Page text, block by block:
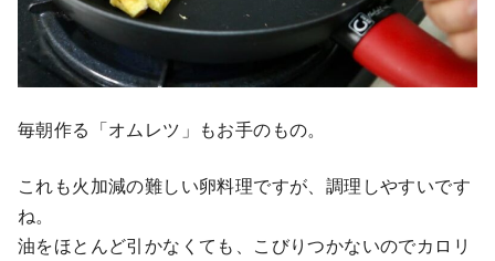
毎朝作る「オムレツ」もお手のもの。
これも火加減の難しい卵料理ですが、調理しやすいです
ね。
油をほとんど引かなくても、こびりつかないのでカロリ